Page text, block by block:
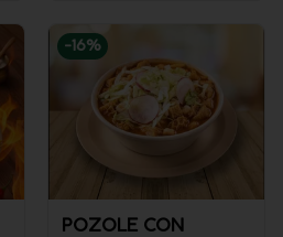
-16%
POZOLE CON